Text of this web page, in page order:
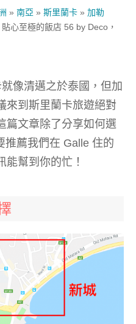
» 南亞 » 斯里蘭卡 » 加勒
心至極的飯店 56 by Deco，
像清邁之於泰國，但加
來到斯里蘭卡旅遊絕對
篇文章除了分享如何選
推薦我們在 Galle 住的
能幫到你的忙！